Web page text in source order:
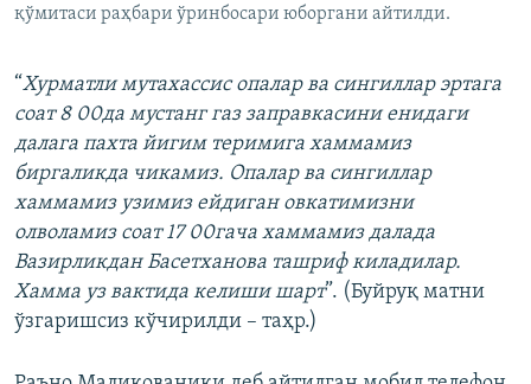
қўмитаси раҳбари ўринбосари юборгани айтилди.
“Хурматли мутахассис опалар ва сингиллар эртага
соат 8 00да мустанг газ заправкасини енидаги
далага пахта йигим теримига хаммамиз
биргаликда чикамиз. Опалар ва сингиллар
хаммамиз узимиз ейдиган овкатимизни
олволамиз соат 17 00гача хаммамиз далада
Вазирликдан Басетханова ташриф киладилар.
Хамма уз вактида келиши шарт”. (Буйруқ матни
ўзгаришсиз кўчирилди – таҳр.)